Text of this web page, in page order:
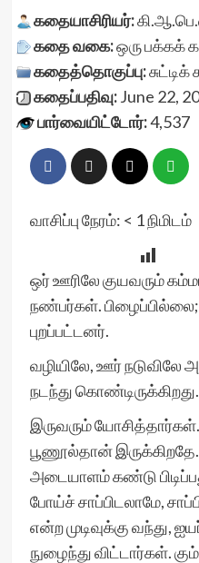
கதையாசிரியர்:
கதை வகை:ஒரு பக்கக்
கதைத்தொகுப்பு:
கதைப்பதிவு:June 22,
பார்வையிட்டோர்:4,537
வாசிப்பு நேரம்: < 1நிமிடம்
ஒர் ஊரிலே குயவரும்
நண்பர்கள். பிழைப்பில்லை;
புறப்பட்டனர்.
வழியிலே, ஊர் நடுவிலே
நடந்து கொண்டிருக்கிறது.
இருவரும்
பூணூல்தான்
அடையாளம் கண்டு
போய்ச் சாப்பிடலாமே,
என்ற முடிவுக்கு வந்து,
நுழைந்து விட்டார்கள்.